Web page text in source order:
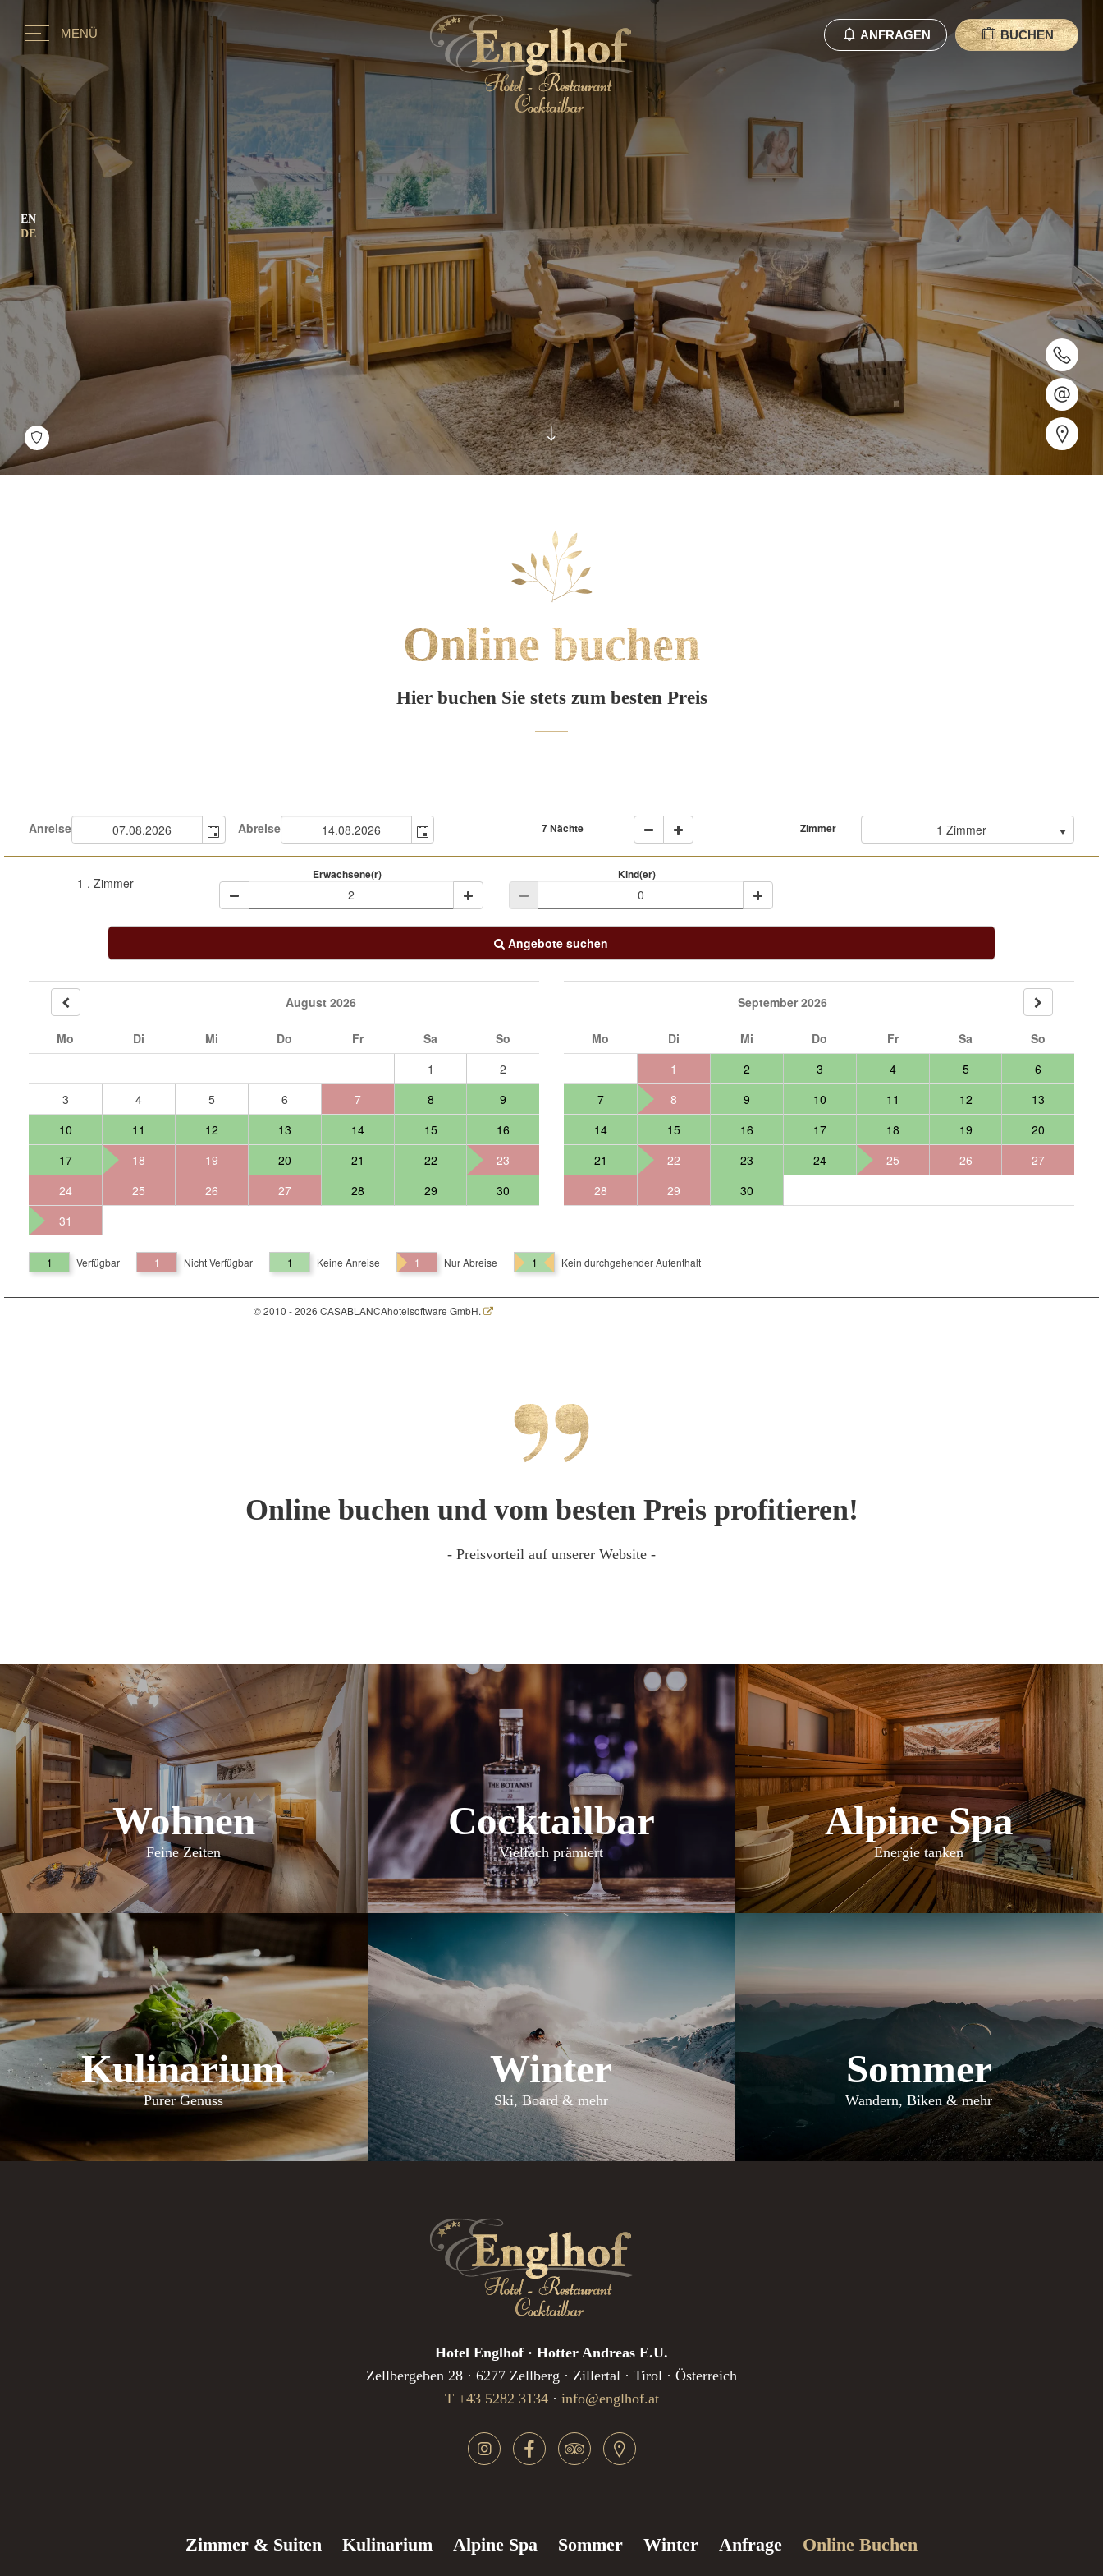
MENÜ ANFRAGEN BUCHEN
EN
DE
Online buchen
Hier buchen Sie stets zum besten Preis
Anreise Abreise 7 Nächte Zimmer 1 Zimmer
1 . Zimmer
Erwachsene(r) Kind(er)
Angebote suchen
August 2026
Mo Di Mi Do Fr Sa
So
1
2
3
4 5 6 7 8
9
10
11 12 13 14 15
16
17
18 19 20 21 22
23
24
25 26 27 28 29
30
31
September 2026
Mo Di Mi Do Fr Sa
So
1
2 3 4 5
6
7
8 9 10 11 12
13
14
15 16 17 18 19
20
21
22 23 24 25 26
27
28
29 30
1 Verfügbar 1 Nicht Verfügbar 1 Keine Anreise 1 Nur Abreise 1 Kein durchgehender Aufenthalt
© 2010 - 2026 CASABLANCAhotelsoftware GmbH.
Online buchen und vom besten Preis profitieren!
- Preisvorteil auf unserer Website -
Wohnen
Feine Zeiten
Cocktailbar
Vielfach prämiert
Alpine Spa
Energie tanken
Kulinarium
Purer Genuss
Winter
Ski, Board & mehr
Sommer
Wandern, Biken & mehr
Hotel Englhof · Hotter Andreas E.U.
Zellbergeben 28 · 6277 Zellberg · Zillertal · Tirol · Österreich
T +43 5282 3134· info@englhof.at
Zimmer & Suiten Kulinarium Alpine Spa Sommer Winter Anfrage
Online Buchen